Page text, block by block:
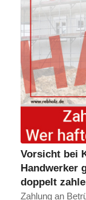
Vorsicht bei
Handwerker
doppelt
Zahlung an